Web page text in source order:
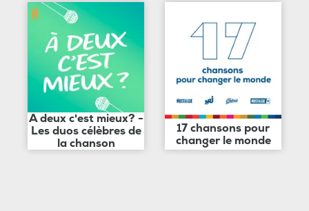
A deux c'est mieux? -
Les duos célèbres de
la chanson
17 chansons pour
changer le monde